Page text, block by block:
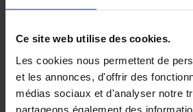
Ce site web utilise des cookies.
Les cookies nous permettent de
et les annonces, d'offrir des
médias sociaux et d'analyser notre
partageons également des
Building
Business
Jochen Roef